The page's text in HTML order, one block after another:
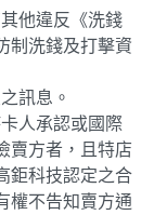
他違反《洗錢
制洗錢及打擊資
訊息。
人承認或國際
賣方者，且特店
鉅科技認定之合
權不告知賣方通